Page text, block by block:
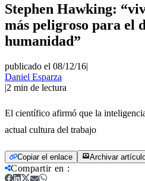
Stephen Hawking:
más peligroso para el
humanidad”
publicado el 08/12/16|
Daniel Esparza
|2 min de lectura
El científico afirmó que la
actual cultura del trabajo
Copiar el enlace Archivar
Compartir en :